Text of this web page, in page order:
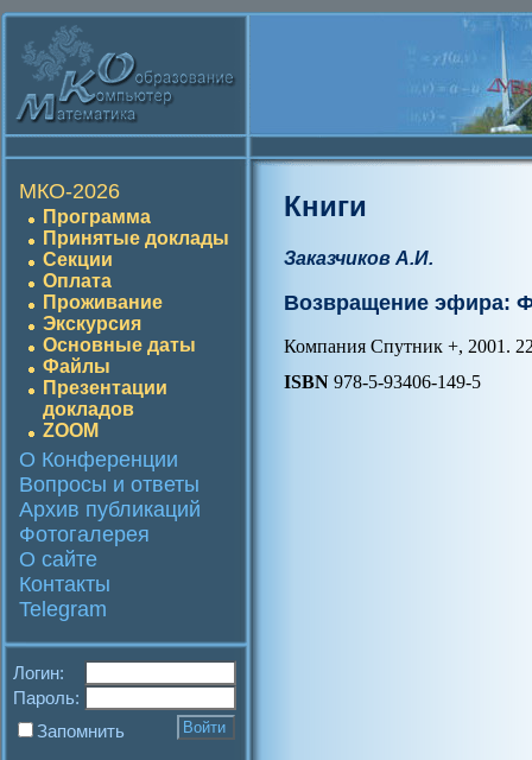
МКО-2026
Программа
Принятые доклады
Секции
Оплата
Проживание
Экскурсия
Основные даты
Файлы
Презентации
докладов
ZOOM
О Конференции
Вопросы и ответы
Архив публикаций
Фотогалерея
О сайте
Контакты
Telegram
Логин:
Пароль:
Запомнить
Книги
Заказчиков А.И.
Возвращение эфира:
Компания Спутник +, 2001.
ISBN 978-5-93406-149-5